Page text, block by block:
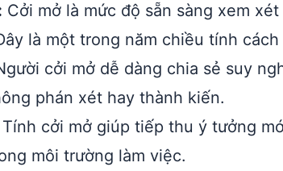
Cởi mở là mức độ sẵn sàng xem
là một trong năm chiều tính
cởi mở dễ dàng chia sẻ suy
phán xét hay thành kiến.
Tính cởi mở giúp tiếp thu ý tưởng
môi trường làm việc.